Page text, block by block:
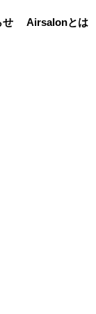
せ Airsalonとは